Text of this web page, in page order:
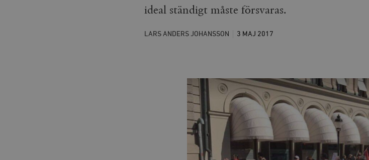
ideal ständigt måste försvaras.
LARS ANDERS JOHANSSON 3 MAJ 2017